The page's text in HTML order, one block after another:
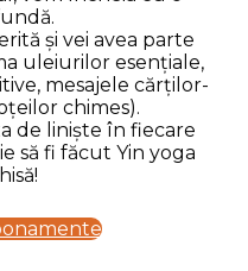
și vei avea parte
uleiurilor esențiale,
mesajele cărților-
chimes).
de liniște în fiecare
să fi făcut Yin yoga